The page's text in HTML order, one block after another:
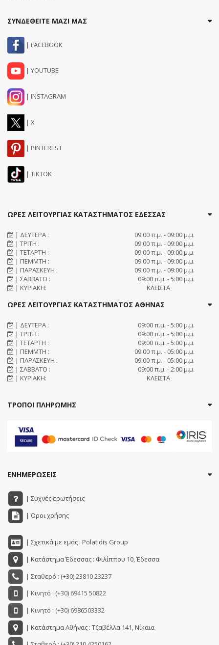
ΣΥΝΔΕΘΕΙΤΕ ΜΑΖΙ ΜΑΣ
| FACEBOOK
| YOUTUBE
| INSTAGRAM
| X
| PINTEREST
| TIKTOK
ΩΡΕΣ ΛΕΙΤΟΥΡΓΙΑΣ ΚΑΤΑΣΤΗΜΑΤΟΣ ΕΔΕΣΣΑΣ
| ΔΕΥΤΕΡΑ :
09:00 π.μ. - 09:00 μ.μ.
| ΤΡΙΤΗ :
09:00 π.μ. - 09:00 μ.μ.
| ΤΕΤΑΡΤΗ :
09:00 π.μ. - 09:00 μ.μ.
| ΠΕΜΜΤΗ :
09:00 π.μ. - 09:00 μ.μ.
| ΠΑΡΑΣΚΕΥΗ :
09:00 π.μ. - 09:00 μ.μ.
| ΣΑΒΒΑΤΟ :
09:00 π.μ. - 5:00 μ.μ.
| ΚΥΡΙΑΚΗ:
ΚΛΕΙΣΤΑ
ΩΡΕΣ ΛΕΙΤΟΥΡΓΙΑΣ ΚΑΤΑΣΤΗΜΑΤΟΣ ΑΘΗΝΑΣ
| ΔΕΥΤΕΡΑ :
09:00 π.μ. - 5:00 μ.μ.
| ΤΡΙΤΗ :
09:00 π.μ. - 5:00 μ.μ.
| ΤΕΤΑΡΤΗ :
09:00 π.μ. - 5:00 μ.μ.
| ΠΕΜΜΤΗ :
09:00 π.μ. - 05:00 μ.μ.
| ΠΑΡΑΣΚΕΥΗ :
09:00 π.μ. - 05:00 μ.μ.
| ΣΑΒΒΑΤΟ :
09:00 π.μ. - 2:00 μ.μ.
| ΚΥΡΙΑΚΗ:
ΚΛΕΙΣΤΑ
ΤΡΟΠΟΙ ΠΛΗΡΩΜΗΣ
ΕΝΗΜΕΡΩΣΕΙΣ
| Συχνές ερωτήσεις
| Όροι χρήσης
| Σχετικά με εμάς : Polatidis Group
| Κατάστημα Έδεσσας : Φιλίππου 10, Έδεσσα
| Σταθερό : (+30) 23810 23237
| Κινητό : (+30) 69415 50822
| Κινητό : (+30) 6986503332
| Κατάστημα Αθήνας : Τζαβέλλα 141, Νίκαια